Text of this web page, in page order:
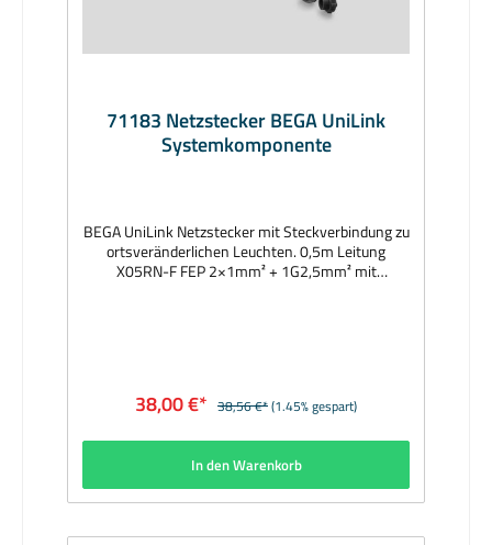
71183 Netzstecker BEGA UniLink
Systemkomponente
BEGA UniLink Netzstecker mit Steckverbindung zu
ortsveränderlichen Leuchten. 0,5m Leitung
X05RN-F FEP 2×1mm² + 1G2,5mm² mit
Leitung 500Lieferzeit: 1 Woche
38,00 €* 38,56 €*(1.45% gespart)
In den Warenkorb